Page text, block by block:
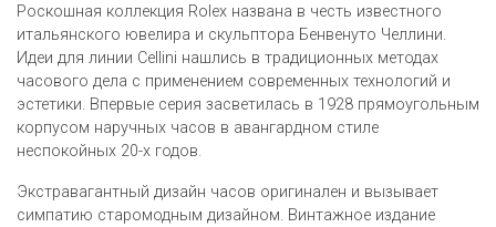
Роскошная коллекция Rolex названа в честь известного
итальянского ювелира и скульптора Бенвенуто Челлини.
Идеи для линии Cellini нашлись в традиционных методах
часового дела с применением современных технологий и
эстетики. Впервые серия засветилась в 1928 прямоугольным
корпусом наручных часов в авангардном стиле
неспокойных 20-х годов.
Экстравагантный дизайн часов оригинален и вызывает
симпатию старомодным дизайном. Винтажное издание